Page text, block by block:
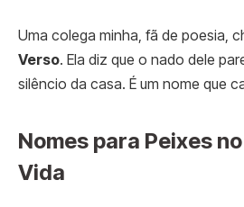
Uma colega minha, fã de poesia,
Verso. Ela diz que o nado dele
silêncio da casa. É um nome que
Nomes para Peixes
Vida